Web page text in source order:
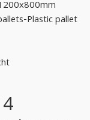
Plastic pallet